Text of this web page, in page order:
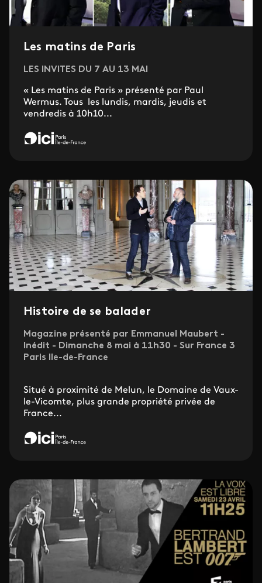
Les matins de Paris
LES INVITES DU 7 AU 13 MAI
« Les matins de Paris » présenté par Paul
Wermus. Tous les lundis, mardis, jeudis et
vendredis à 10h10...
Histoire de se balader
Magazine présenté par Emmanuel Maubert -
Inédit - Dimanche 8 mai à 11h30 - Sur France 3
Paris Ile-de-France
Situé à proximité de Melun, le Domaine de Vaux-
le-Vicomte, plus grande propriété privée de
France...